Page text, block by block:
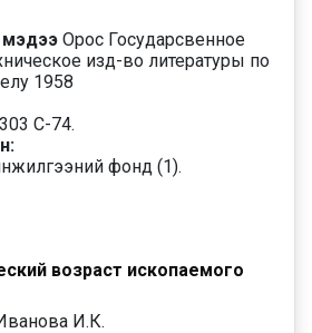
мэдээ Орос Государсвенное
изд-во литературы по
1958
С-74.
фонд (1).
возраст ископаемого
И.К.